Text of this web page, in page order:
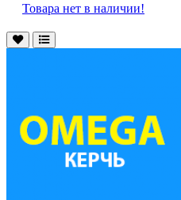
Товара нет в наличии!